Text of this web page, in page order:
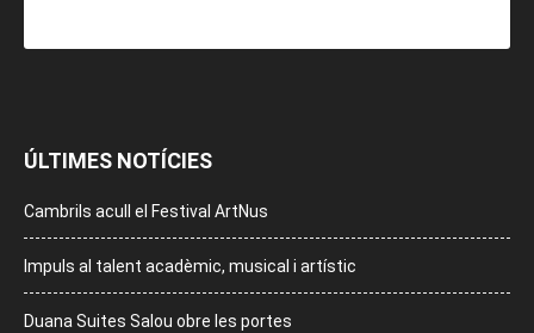
ÚLTIMES NOTÍCIES
Cambrils acull el Festival ArtNus
Impuls al talent acadèmic, musical i artístic
Duana Suites Salou obre les portes